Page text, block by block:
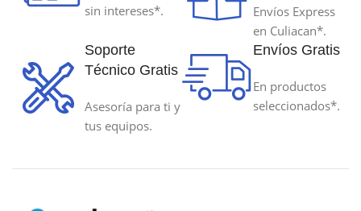
sin intereses*.
Envíos Express
en Culiacan*.
Soporte
Técnico Gratis
Asesoría para ti y
tus equipos.
Envíos Gratis
En productos
seleccionados*.